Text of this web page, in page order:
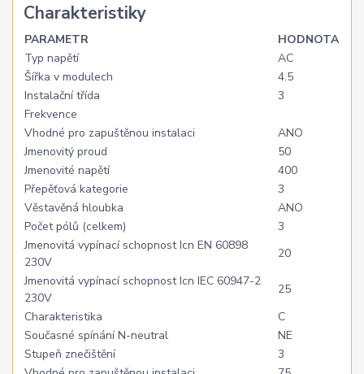
Charakteristiky
PARAMETR
HODNOTA
Typ napětí
AC
Šířka v modulech
4.5
Instalační třída
3
Frekvence
Vhodné pro zapuštěnou instalaci
ANO
Jmenovitý proud
50
Jmenovité napětí
400
Přepěťová kategorie
3
Věstavěná hloubka
ANO
Počet pólů (celkem)
3
Jmenovitá vypínací schopnost Icn EN 60898
230V
20
Jmenovitá vypínací schopnost Icn IEC 60947-2
230V
25
Charakteristika
C
Současné spínání N-neutral
NE
Stupeň znečištění
3